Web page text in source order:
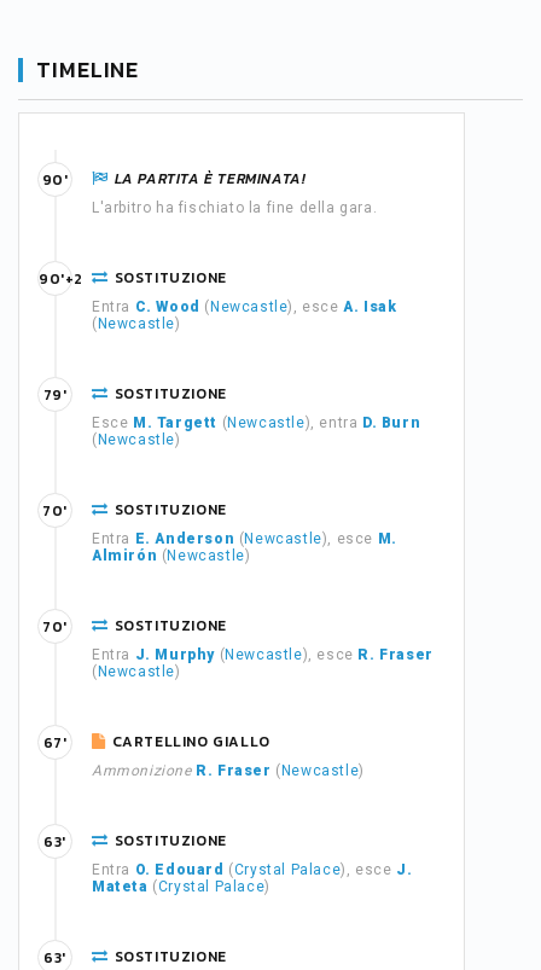
TIMELINE
LA PARTITA È TERMINATA!
L'arbitro ha fischiato la fine della gara.
90'
SOSTITUZIONE
Entra C. Wood ( Newcastle), esceA. Isak
( Newcastle)
90'+2
SOSTITUZIONE
Esce M. Targett ( Newcastle), entra D. Burn
( Newcastle)
79'
SOSTITUZIONE
Entra E. Anderson ( Newcastle), esce M.
Almirón ( Newcastle)
70'
SOSTITUZIONE
Entra J. Murphy ( Newcastle), esce R. Fraser
( Newcastle)
70'
CARTELLINO GIALLO
Ammonizione R. Fraser ( Newcastle)
67'
SOSTITUZIONE
Entra O. Edouard (Crystal Palace), esce J.
Mateta (Crystal Palace)
63'
SOSTITUZIONE
63'